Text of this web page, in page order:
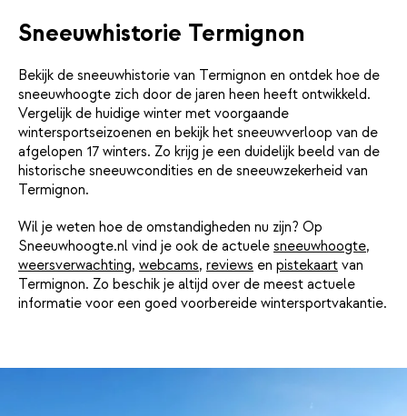
Sneeuwhistorie Termignon
Bekijk de sneeuwhistorie van Termignon en ontdek hoe de
sneeuwhoogte zich door de jaren heen heeft ontwikkeld.
Vergelijk de huidige winter met voorgaande
wintersportseizoenen en bekijk het sneeuwverloop van de
afgelopen 17 winters. Zo krijg je een duidelijk beeld van de
historische sneeuwcondities en de sneeuwzekerheid van
Termignon.
Wil je weten hoe de omstandigheden nu zijn? Op
Sneeuwhoogte.nl vind je ook de actuele sneeuwhoogte,
weersverwachting, webcams, reviews en pistekaart van
Termignon. Zo beschik je altijd over de meest actuele
informatie voor een goed voorbereide wintersportvakantie.